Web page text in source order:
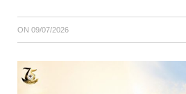
ON 09/07/2026